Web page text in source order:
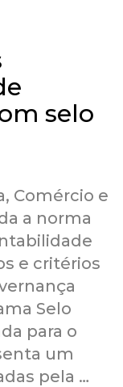
selo
Comércio e
a norma
e critérios
Selo
para o
um
pela …